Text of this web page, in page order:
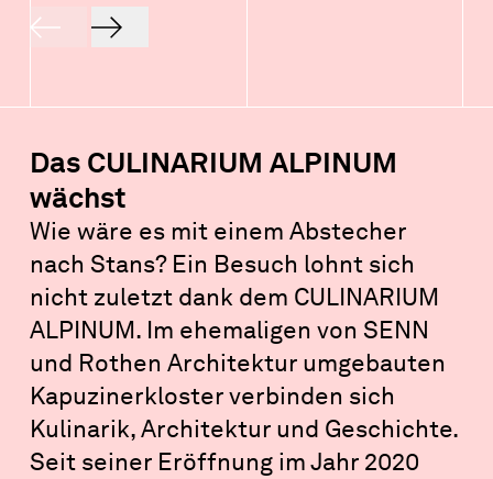
Das CULINARIUM ALPINUM
wächst
Wie wäre es mit einem Abstecher
nach Stans? Ein Besuch lohnt sich
nicht zuletzt dank dem CULINARIUM
ALPINUM. Im ehemaligen von SENN
und Rothen Architektur umgebauten
Kapuzinerkloster verbinden sich
Kulinarik, Architektur und Geschichte.
Seit seiner Eröffnung im Jahr 2020